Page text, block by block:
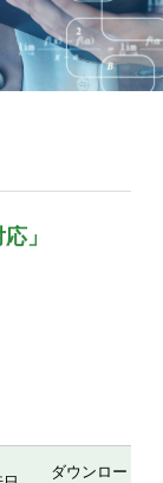
」
ダウンロー